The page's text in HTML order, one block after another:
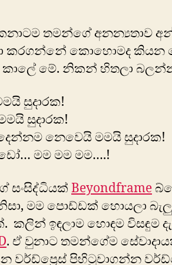
තමන්ගේ අනන්‍යතාව
කරගන්නේ කොහොමද කියන
මේ. නිකන් හිතලා
සුදාරක!
සුදාරක!
නෙවෙයි මමයි සුදාරක!
මම මම මම….!
සංසිද්ධියක් Beyondframe
මම පොඩ්ඩක් හොයලා
කලින් ඉඳලාම හොඳම විසඳුම
. ඒ වුනාට තමන්ගේම
වර්ඩ්ප්‍රෙස් පිහිටුවාගන්න